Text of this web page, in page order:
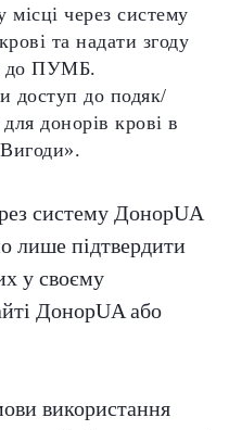
через систему
та надати згоду
до ПУМБ.
доступ до подяк/
для донорів крові в
систему ДонорUA
лише підтвердити
у своєму
ДонорUA або
використання